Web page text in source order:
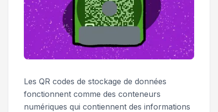
Les QR codes de stockage de données
fonctionnent comme des conteneurs
numériques qui contiennent des informations